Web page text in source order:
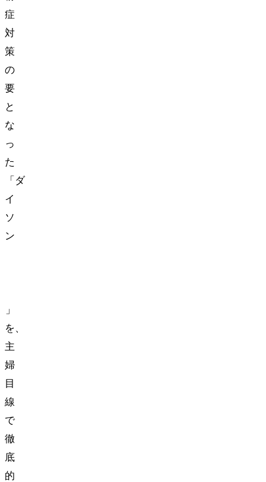
症
対
策
の
要
と
な
っ
た
「ダ
イ
ソ
ン
HP09」
を、
主
婦
目
線
で
徹
底
的